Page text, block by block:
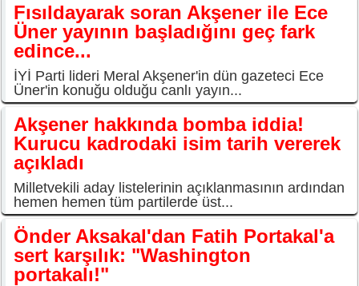
Fısıldayarak soran Akşener ile Ece
Üner yayının başladığını geç fark
edince...
İYİ Parti lideri Meral Akşener'in dün gazeteci Ece
Üner'in konuğu olduğu canlı yayın...
Akşener hakkında bomba iddia!
Kurucu kadrodaki isim tarih vererek
açıkladı
Milletvekili aday listelerinin açıklanmasının ardından
hemen hemen tüm partilerde üst...
Önder Aksakal'dan Fatih Portakal'a
sert karşılık: "Washington
portakalı!"